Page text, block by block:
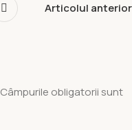
Articolul anterior
Câmpurile obligatorii sunt